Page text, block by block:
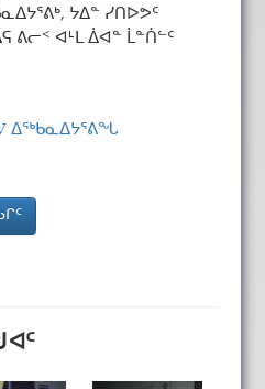
ᔭᐃᓐ ᓯᑎᐅᕗᑦ
ᕕᓕᑉ ᐊᒻᒪ ᐄᐊᓐ ᒫᓐᑏᓪᑦ
ᐃᖅᑲᓇᐃᔭᕐᕕᖓ